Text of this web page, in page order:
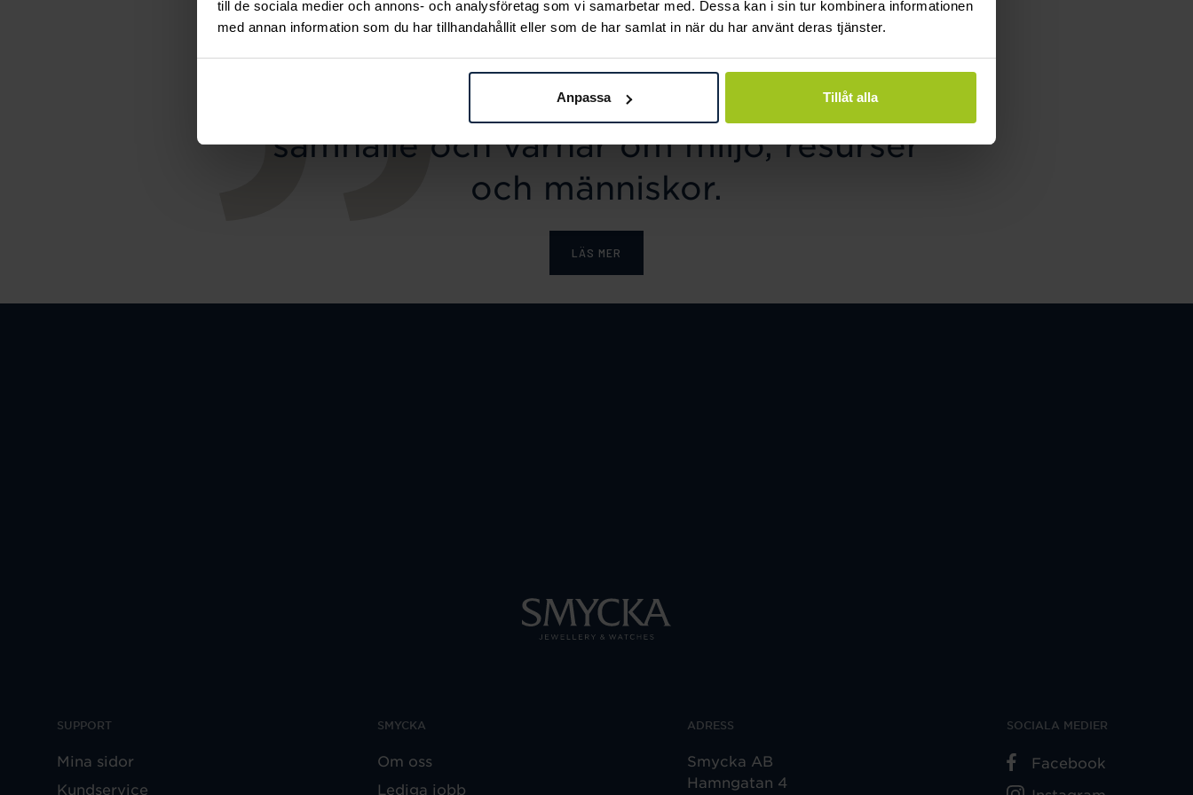
till de sociala medier och annons- och analysföretag som vi samarbetar med. Dessa kan i sin tur kombinera informationen
med annan information som du har tillhandahållit eller som de har samlat in när du har använt deras tjänster.
Anpassa Tillåt alla
Smycka tar ansvar för ett hållbart
samhälle och värnar om miljö, resurser
och människor.
LÄS MER
SUPPORT
Mina sidor
Kundservice
SMYCKA
Om oss
Lediga jobb
ADRESS
Smycka AB
Hamngatan 4
SOCIALA MEDIER
Facebook